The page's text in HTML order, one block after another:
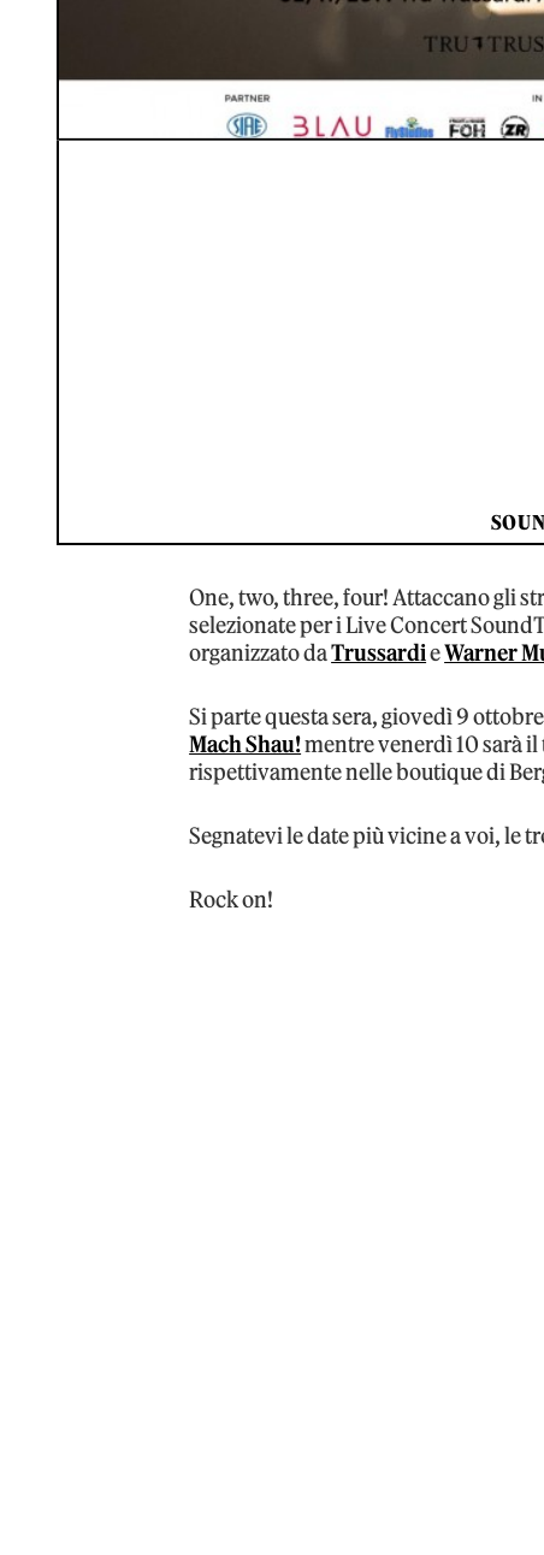
One, two, three, four! Attaccano gli
selezionate per i Live Concert
organizzato daTrussardieWarner
Si parte questa sera, giovedì 9
Mach Shau!mentre venerdì 10 sarà
rispettivamente nelle boutique di
Segnatevi le date più vicine a voi, le
Rock on!